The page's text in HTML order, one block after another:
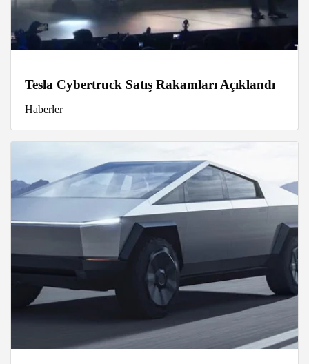
Tesla Cybertruck Satış Rakamları Açıklandı
Haberler